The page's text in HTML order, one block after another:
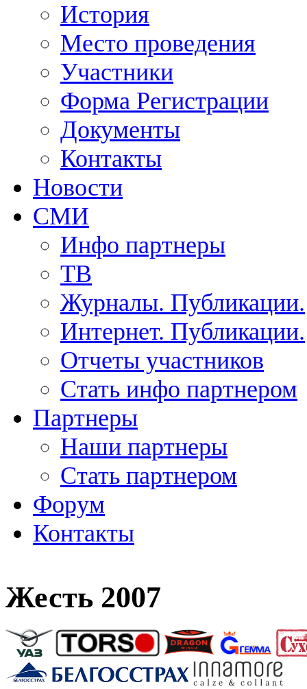
История
Место проведения
Участники
Форма Регистрации
Документы
Контакты
Новости
СМИ
Инфо партнеры
ТВ
Журналы. Публикации.
Интернет. Публикации.
Отчеты участников
Стать инфо партнером
Партнеры
Наши партнеры
Стать партнером
Форум
Контакты
Жесть 2007